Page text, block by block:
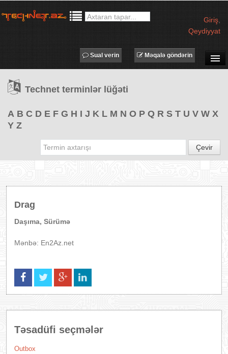
Giriş
Qeydiyyat
TƏDBİRLƏR
PROQRAMLAR
Məqalə göndərin
Sual verin
Technet terminlər lüğəti
A B C D E F G H I J K L M N O P Q R S T U V W X
Y Z
Çevir
Drag
Daşıma, Sürümə
Mənbə: En2Az.net
Təsadüfi seçmələr
Outbox